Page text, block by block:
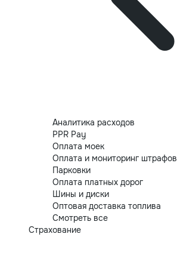
Аналитика расходов
PPR Pay
Оплата моек
Оплата и мониторинг штрафов
Парковки
Оплата платных дорог
Шины и диски
Оптовая доставка топлива
Смотреть все
Страхование